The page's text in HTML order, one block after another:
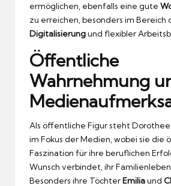
ermöglichen, ebenfalls eine gute
zu erreichen, besonders im Bereich
Digitalisierungund flexibler
Öffentliche
Wahrnehmung
Als öffentliche Figur steht
im Fokus der Medien, wobei sie die
Faszination für ihre beruflichen
Wunsch verbindet, ihr
Besonders ihre TöchterEmiliaund